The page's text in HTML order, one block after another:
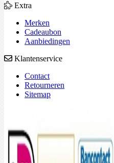
Extra
Merken
Cadeaubon
Aanbiedingen
Klantenservice
Contact
Retourneren
Sitemap